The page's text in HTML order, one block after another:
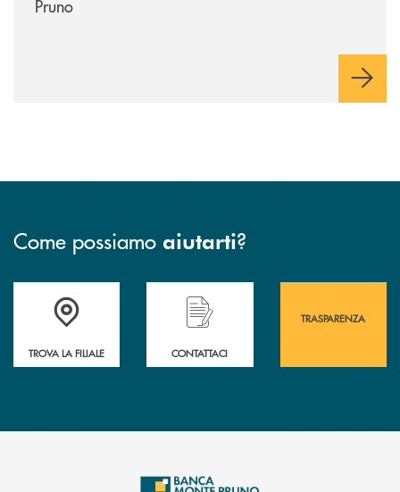
Pruno
Come possiamo aiutarti?
Accedi all' elenco completo&nbsp; delle&nbsp; filiali&nbsp; di Banca
TROVA LA FILIALE
Hai bisogno di assistenza immediata?
CONTATTACI
TRASPARENZA